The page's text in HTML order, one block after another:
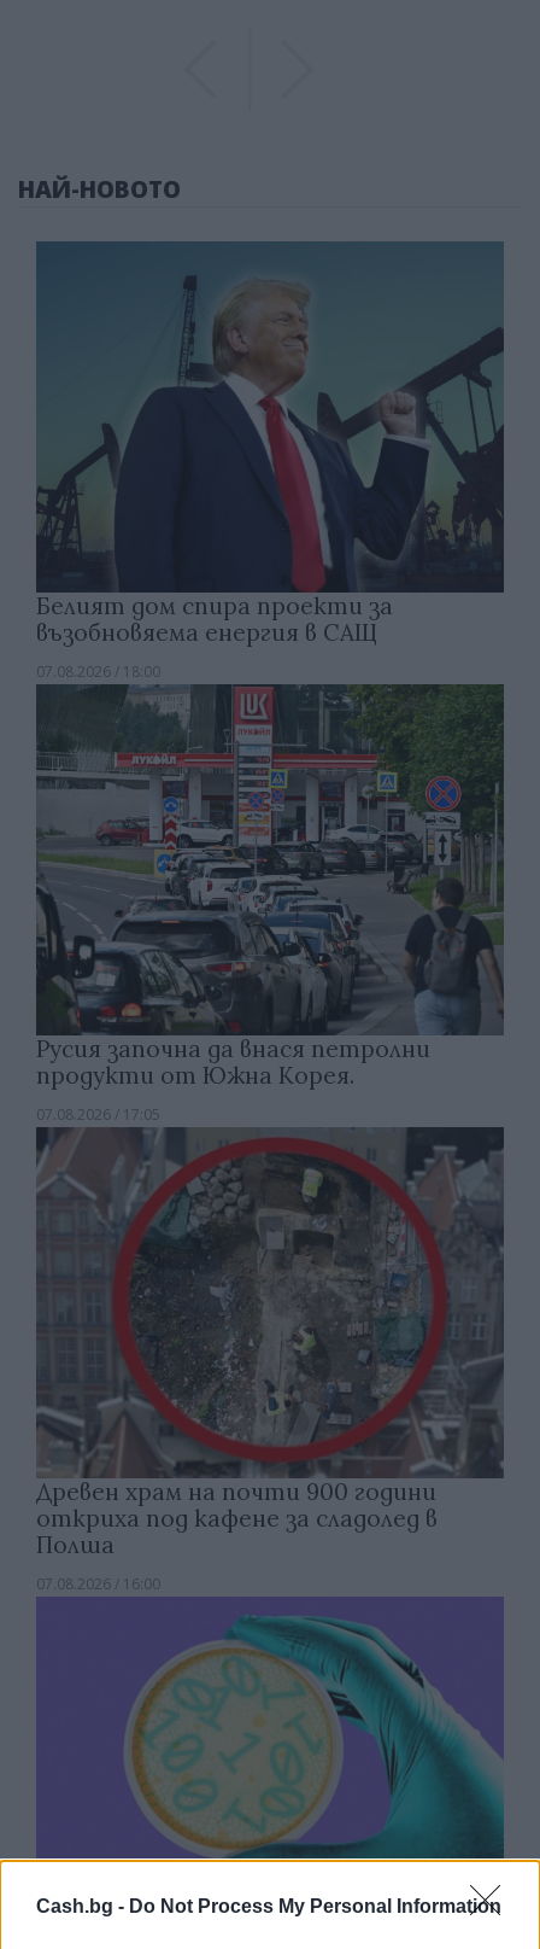
Cash.bg - Do Not Process My Personal Information
НАЙ-НОВОТО
Белият дом спира проекти за
възобновяема енергия в САЩ
07.08.2026 / 18:00
Русия започна да внася петролни
продукти от Южна Корея.
07.08.2026 / 17:05
Древен храм на почти 900 години
откриха под кафене за сладолед в
Полша
07.08.2026 / 16:00